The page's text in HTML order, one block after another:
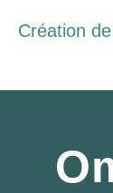
Création